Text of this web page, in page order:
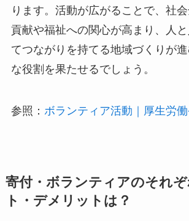
ります。活動が広がることで、社
貢献や福祉への関心が高まり、人
てつながりを持てる地域づくりが
な役割を果たせるでしょう。
参照： ボランティア活動｜厚生労
寄付・ボランティアのそれ
ト・デメリットは？